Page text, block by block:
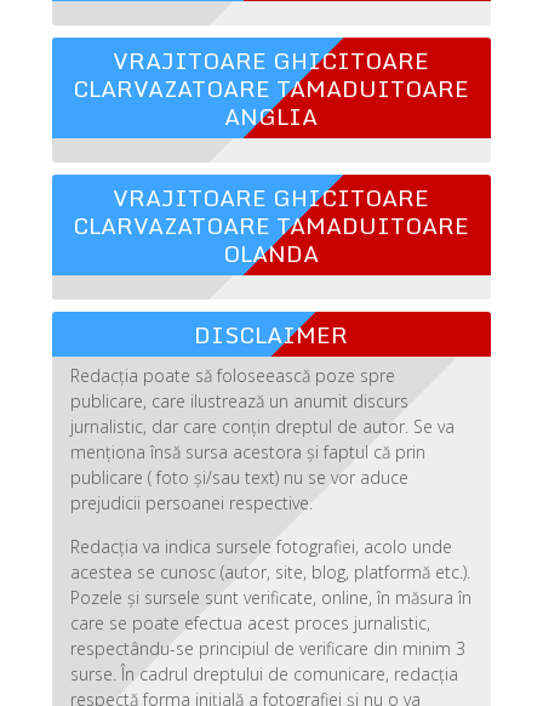
VRAJITOARE GHICITOARE
CLARVAZATOARE TAMADUITOARE
ANGLIA
VRAJITOARE GHICITOARE
CLARVAZATOARE TAMADUITOARE
OLANDA
DISCLAIMER
Redacția poate să foloseească poze spre
publicare, care ilustrează un anumit discurs
jurnalistic, dar care conțin dreptul de autor. Se va
menționa însă sursa acestora și faptul că prin
publicare ( foto și/sau text) nu se vor aduce
prejudicii persoanei respective.
Redacția va indica sursele fotografiei, acolo unde
acestea se cunosc (autor, site, blog, platformă etc.).
Pozele și sursele sunt verificate, online, în măsura în
care se poate efectua acest proces jurnalistic,
respectându-se principiul de verificare din minim 3
surse. În cadrul dreptului de comunicare, redacția
respectă forma inițială a fotografiei și nu o va